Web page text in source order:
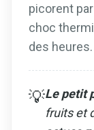
picorent
choc
des heures.
💡Le petit
fruits et